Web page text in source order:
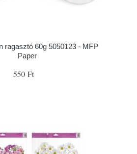
ragasztó 60g 5050123 - MFP
Paper
550 Ft